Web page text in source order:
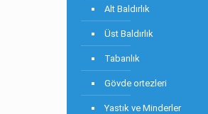
Alt Baldırlık
Üst Baldırlık
Tabanlık
Gövde ortezleri
Yastık ve Minderler